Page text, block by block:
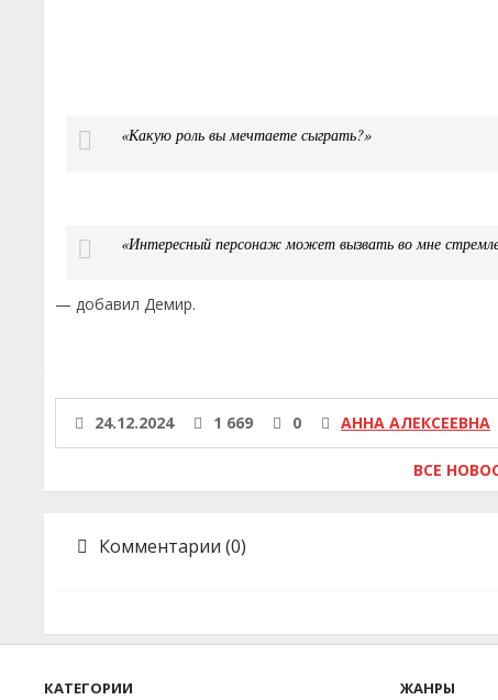
«Какую роль вы мечтаете сыграть?»
«Интересный персонаж может вызвать во мне
— добавил Демир.
24.12.2024 1 669 0 АННА АЛЕКСЕЕВНА
ВСЕ
Комментарии (0)
КАТЕГОРИИ ЖАНРЫ